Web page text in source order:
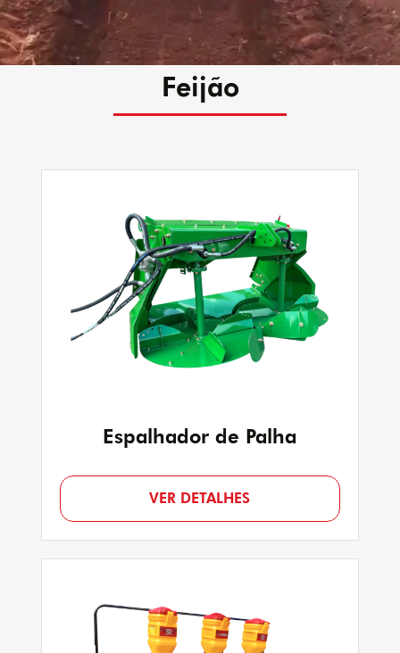
Feijão
Espalhador de Palha
VER DETALHES